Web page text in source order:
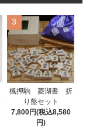
3
楓押駒 菱湖書 折
り盤セット
7,800円(税込8,580
円)